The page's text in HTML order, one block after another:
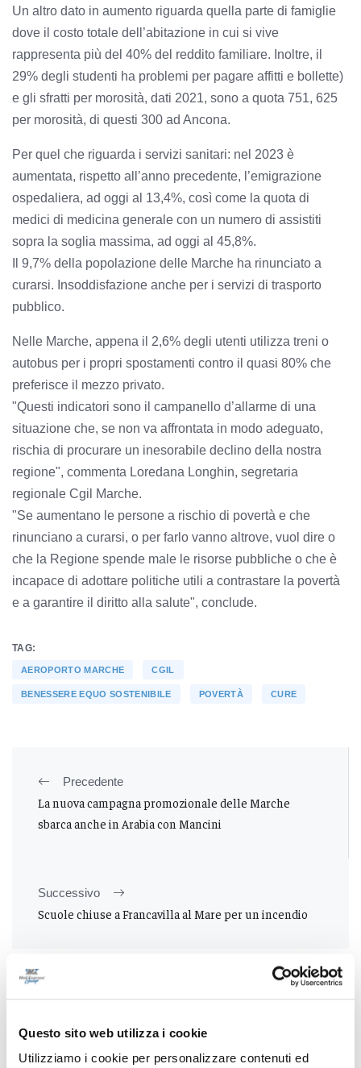
Questo sito web utilizza i cookie
Utilizziamo i cookie per personalizzare contenuti ed
Un altro dato in aumento riguarda quella parte di famiglie
dove il costo totale dell’abitazione in cui si vive
rappresenta più del 40% del reddito familiare. Inoltre, il
29% degli studenti ha problemi per pagare affitti e bollette)
e gli sfratti per morosità, dati 2021, sono a quota 751, 625
per morosità, di questi 300 ad Ancona.
Per quel che riguarda i servizi sanitari: nel 2023 è
aumentata, rispetto all’anno precedente, l’emigrazione
ospedaliera, ad oggi al 13,4%, così come la quota di
medici di medicina generale con un numero di assistiti
sopra la soglia massima, ad oggi al 45,8%.
Il 9,7% della popolazione delle Marche ha rinunciato a
curarsi. Insoddisfazione anche per i servizi di trasporto
pubblico.
Nelle Marche, appena il 2,6% degli utenti utilizza treni o
autobus per i propri spostamenti contro il quasi 80% che
preferisce il mezzo privato.
"Questi indicatori sono il campanello d’allarme di una
situazione che, se non va affrontata in modo adeguato,
rischia di procurare un inesorabile declino della nostra
regione", commenta Loredana Longhin, segretaria
regionale Cgil Marche.
"Se aumentano le persone a rischio di povertà e che
rinunciano a curarsi, o per farlo vanno altrove, vuol dire o
che la Regione spende male le risorse pubbliche o che è
incapace di adottare politiche utili a contrastare la povertà
e a garantire il diritto alla salute", conclude.
TAG:
AEROPORTO MARCHE CGIL
BENESSERE EQUO SOSTENIBILE POVERTÀ CURE
Precedente
La nuova campagna promozionale delle Marche
sbarca anche in Arabia con Mancini
Successivo
Scuole chiuse a Francavilla al Mare per un incendio